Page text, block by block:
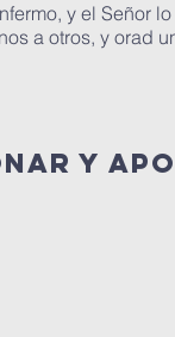
y el Señor
a otros, y orad
y